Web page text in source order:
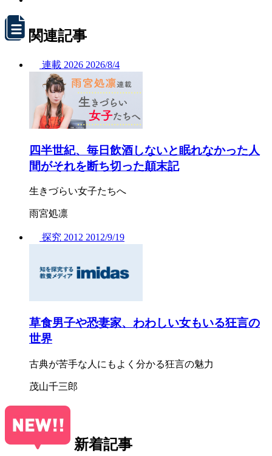
関連記事
連載 2026 2026/8/4
四半世紀、毎日飲酒しないと眠れなかった人
間がそれを断ち切った顛末記
生きづらい女子たちへ
雨宮処凛
探究 2012 2012/9/19
草食男子や恐妻家、わわしい女もいる狂言の
世界
古典が苦手な人にもよく分かる狂言の魅力
茂山千三郎
新着記事